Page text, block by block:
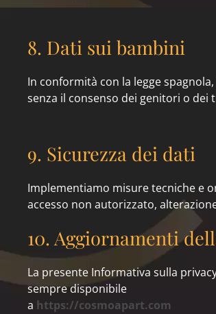
8. Dati sui bambini
In conformità con la legge
senza il consenso dei genitori o dei
9. Sicurezza dei dati
Implementiamo misure tecniche e
accesso non autorizzato,
10. Aggiornamenti
La presente Informativa sulla
sempre disponibile
a https://cosmoapart.com